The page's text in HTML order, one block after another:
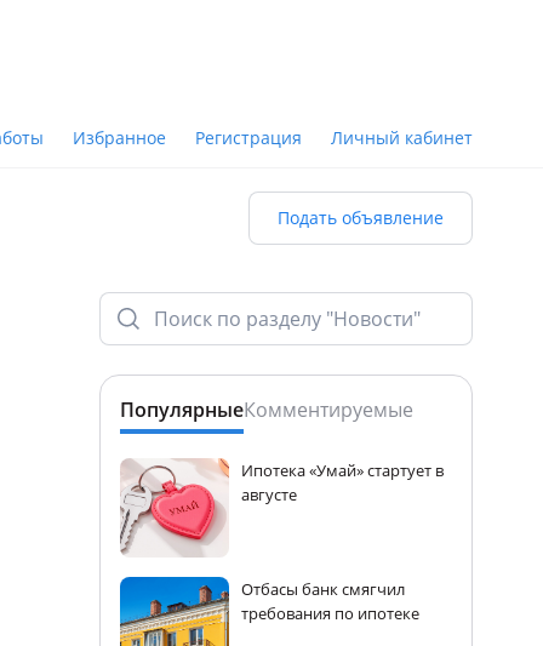
Избранное Регистрация Личный кабинет
Подать объявление
ПопулярныеКомментируемые
Ипотека «Умай» стартует в
августе
Отбасы банк смягчил
требования по ипотеке